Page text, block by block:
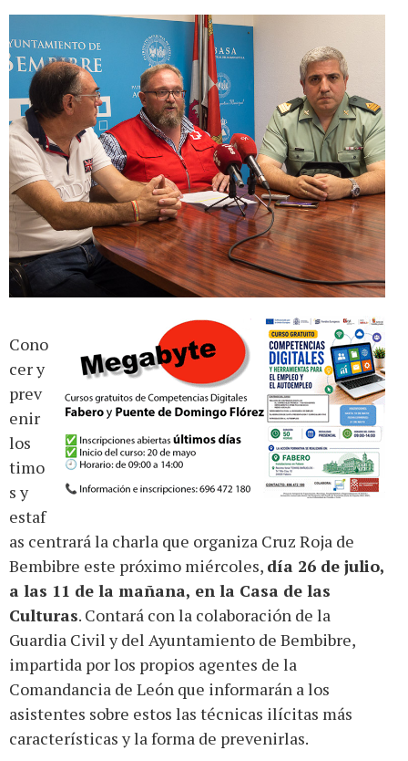
Cono
cer y
prev
enir
los
timo
s y
estaf
as centrará la charla que organiza Cruz Roja de
Bembibre este próximo miércoles, día 26 de julio,
a las 11 de la mañana, en la Casa de las
Culturas. Contará con la colaboración de la
Guardia Civil y del Ayuntamiento de Bembibre,
impartida por los propios agentes de la
Comandancia de León que informarán a los
asistentes sobre estos las técnicas ilícitas más
características y la forma de prevenirlas.